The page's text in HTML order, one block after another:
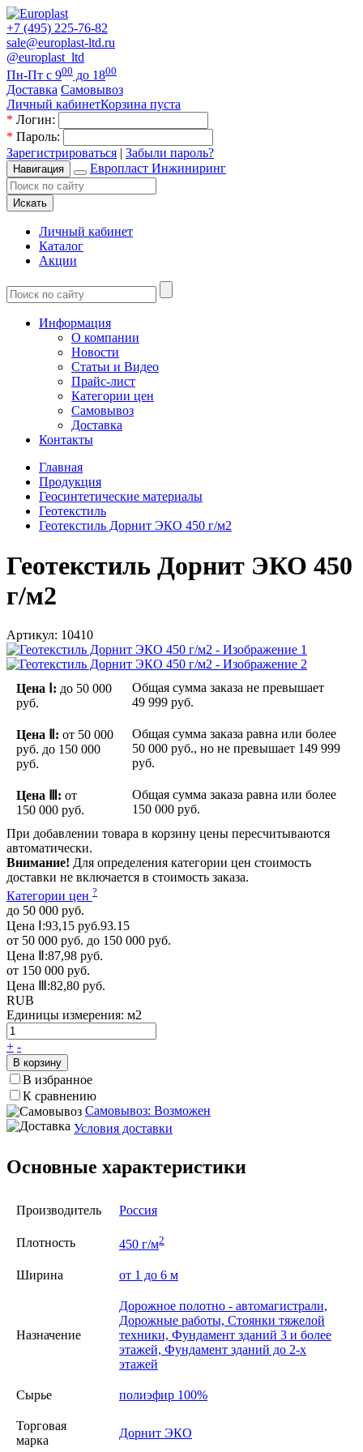
+7 (495) 225-76-82
sale@europlast-ltd.ru
@europlast_ltd
Пн-Пт с 900 до 1800
Доставка Самовывоз
Личный кабинетКорзина пуста
* Логин:
* Пароль:
Зарегистрироваться | Забыли пароль?
Навигация Европласт Инжиниринг
Искать
Личный кабинет
Каталог
Акции
Информация
О компании
Новости
Статьи и Видео
Прайс-лист
Категории цен
Самовывоз
Доставка
Контакты
Главная
Продукция
Геосинтетические материалы
Геотекстиль
Геотекстиль Дорнит ЭКО 450 г/м2
Геотекстиль Дорнит ЭКО 450
г/м2
Артикул: 10410
Цена Ⅰ: до 50 000
руб.
Общая сумма заказа не превышает
49 999 руб.
Цена Ⅱ: от 50 000
руб. до 150 000
руб.
Общая сумма заказа равна или более
50 000 руб., но не превышает 149 999
руб.
Цена Ⅲ: от
150 000 руб.
Общая сумма заказа равна или более
150 000 руб.
При добавлении товара в корзину цены пересчитываются
автоматически.
Внимание! Для определения категории цен стоимость
доставки не включается в стоимость заказа.
Категории цен ?
до 50 000 руб.
Цена Ⅰ:93,15 руб.93.15
от 50 000 руб. до 150 000 руб.
Цена Ⅱ:87,98 руб.
от 150 000 руб.
Цена Ⅲ:82,80 руб.
RUB
Единицы измерения: м2
+ -
В корзину
В избранное
К сравнению
Самовывоз: Возможен
Условия доставки
Основные характеристики
Производитель Россия
Плотность 450 г/м2
Ширина от 1 до 6 м
Назначение
Дорожное полотно - автомагистрали,
Дорожные работы, Стоянки тяжелой
техники, Фундамент зданий 3 и более
этажей, Фундамент зданий до 2-х
этажей
Сырье полиэфир 100%
Торговая
марка
Дорнит ЭКО